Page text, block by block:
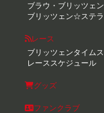
ブラウ・ブリッツェン
ブリッツェン☆ステラ
レース
ブリッツェンタイムス
レーススケジュール
グッズ
ファンクラブ